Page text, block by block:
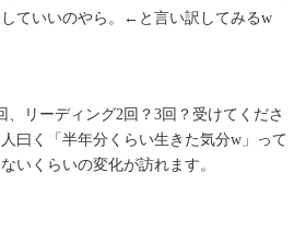
ていいのやら。←と言い訳してみるw
、リーディング2回？3回？受けてくださ
曰く「半年分くらい生きた気分w」って
いくらいの変化が訪れます。